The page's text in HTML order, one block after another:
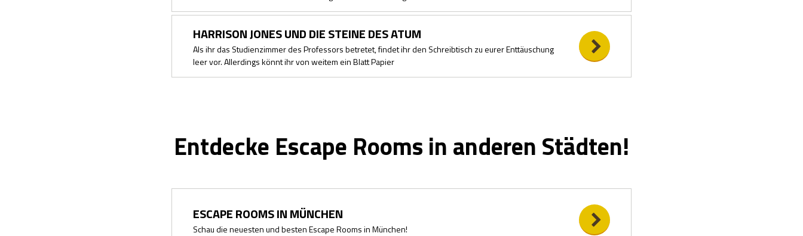
HARRISON JONES UND DIE STEINE DES ATUM
Als ihr das Studienzimmer des Professors betretet, findet ihr den Schreibtisch zu eurer Enttäuschung
leer vor. Allerdings könnt ihr von weitem ein Blatt Papier
Entdecke Escape Rooms in anderen Städten!
ESCAPE ROOMS IN MÜNCHEN
Schau die neuesten und besten Escape Rooms in München!